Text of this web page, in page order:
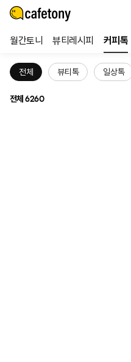
월간토니 뷰티레시피 커피톡
전체 뷰티톡 일상톡
전체 6260